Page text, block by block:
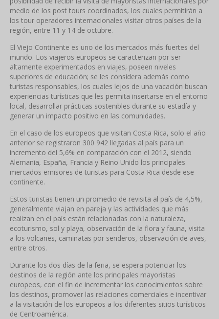
medio de los post tours coordinados, los cuales permitirán a
los tour operadores internacionales visitar otros países de la
región, entre 11 y 14 de octubre.
El Viejo Continente es uno de los mercados más fuertes del
mundo. Los viajeros europeos se caracterizan por ser
altamente experimentados en viajes, poseen niveles
superiores de educación; se les considera además como
turistas responsables, los cuales lejos de una vacación buscan
experiencias turísticas que les permita insertarse en el entorno
local, desarrollar prácticas sostenibles durante su estadía y
generar un impacto positivo en las comunidades.
En el caso de los europeos que visitan Costa Rica, solo el año
anterior se registraron 300 942 llegadas al país para un
incremento del 5,6% en comparación con el 2012, siendo
Alemania, España, Francia y Reino Unido los principales
mercados emisores de turistas para Costa Rica desde ese
continente.
Estos turistas tienen un promedio de revisita al país de 4,5%,
generalmente viajan en pareja y las actividades que más
realizan en el país están relacionadas con la naturaleza,
ecoturismo, sol y playa, observación de la flora y fauna, visita
a los volcanes, caminatas por senderos, observación de aves,
entre otros.
Durante los dos días de la feria, se espera potenciar los
destinos de la región ante los principales mayoristas
europeos, con el fin de incrementar los conocimientos sobre
los destinos, promover las relaciones comerciales e incentivar
a la visitación de los europeos a los diferentes sitios turísticos
de Centroamérica.